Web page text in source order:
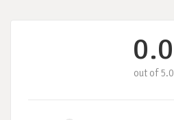
0.0
out of 5.0